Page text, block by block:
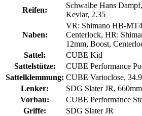
Reifen:
Schwalbe Hans
Kevlar, 2.35
Naben:
VR: Shimano HB-
Centerlock, HR:
12mm, Boost,
Sattel:
CUBE Kid
Sattelstütze:
CUBE Performance
Sattelklemmung: CUBE Varioclose,
Lenker:
SDG Slater JR, 660mm
Vorbau:
CUBE Performance
Griffe:
SDG Slater JR